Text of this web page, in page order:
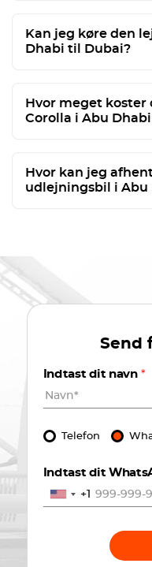
Kan jeg køre den
Dhabi til Dubai?
Hvor meget koster
Corolla i Abu
Hvor kan jeg
udlejningsbil i Abu
Send
Indtast dit navn *
Telefon
Indtast dit
+1